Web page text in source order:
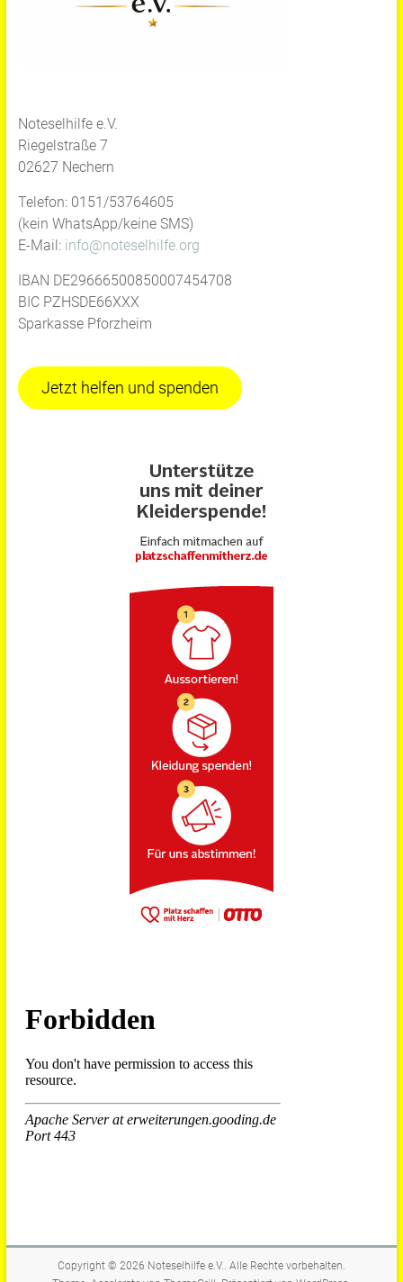
Noteselhilfe e.V.
Riegelstraße 7
02627 Nechern
Telefon: 0151/53764605
(kein WhatsApp/keine SMS)
E-Mail: info@noteselhilfe.org
IBAN DE29666500850007454708
BIC PZHSDE66XXX
Sparkasse Pforzheim
Jetzt helfen und spenden
Copyright © 2026 Noteselhilfe e.V.. Alle Rechte vorbehalten.